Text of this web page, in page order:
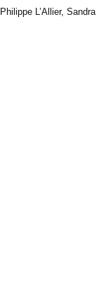
L’Allier, Sandra